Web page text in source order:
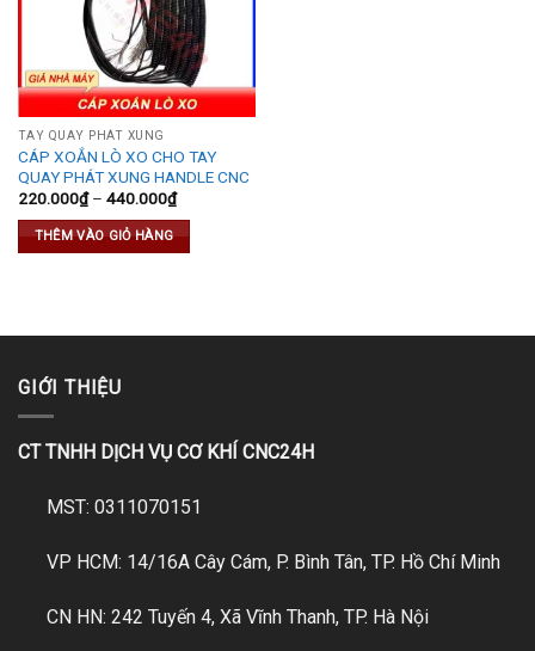
TAY QUAY PHÁT XUNG
CÁP XOẮN LÒ XO CHO TAY
QUAY PHÁT XUNG HANDLE CNC
220.000₫– 440.000₫
THÊM VÀO GIỎ HÀNG
GIỚI THIỆU
CT TNHH DỊCH VỤ CƠ KHÍ CNC24H
MST: 0311070151
VP HCM: 14/16A Cây Cám, P. Bình Tân, TP. Hồ Chí Minh
CN HN: 242 Tuyến 4, Xã Vĩnh Thanh, TP. Hà Nội